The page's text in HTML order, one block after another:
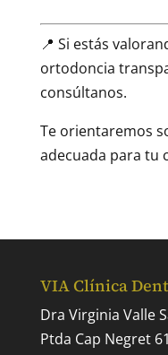
📍 Si estás
ortodoncia
consúltanos.
Te orientaremos
adecuada para tu
VIA Clínica
Dra Virginia Valle
Ptda Cap Negret